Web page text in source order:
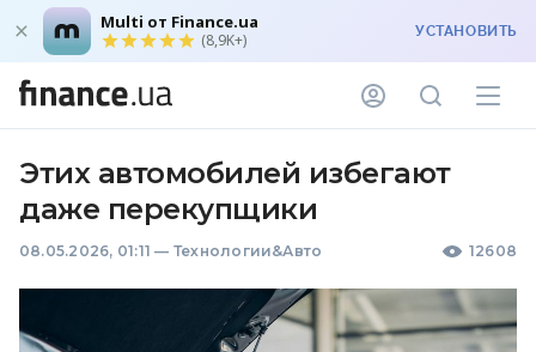
Multi от Finance.ua
(8,9K+) УСТАНОВИТЬ
Этих автомобилей избегают
даже перекупщики
08.05.2026, 01:11 — Технологии&Авто 12608